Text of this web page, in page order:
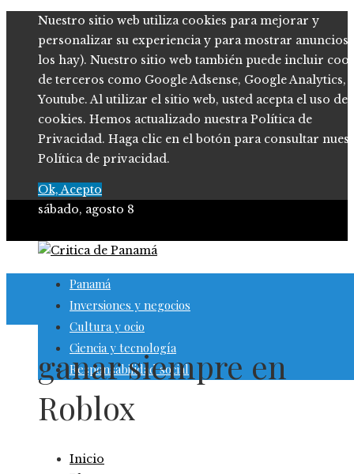
Nuestro sitio web utiliza cookies para mejorar y
personalizar su experiencia y para mostrar anuncios
los hay). Nuestro sitio web también puede incluir
de terceros como Google Adsense, Google Analytics,
Youtube. Al utilizar el sitio web, usted acepta el uso de
cookies. Hemos actualizado nuestra Política de
Privacidad. Haga clic en el botón para consultar
Política de privacidad.
Ok, Acepto
sábado, agosto 8
Panamá
Inversiones y negocios
Cultura y ocio
Ciencia y tecnología
Responsabilidad social
ganar siempre en
Roblox
Inicio